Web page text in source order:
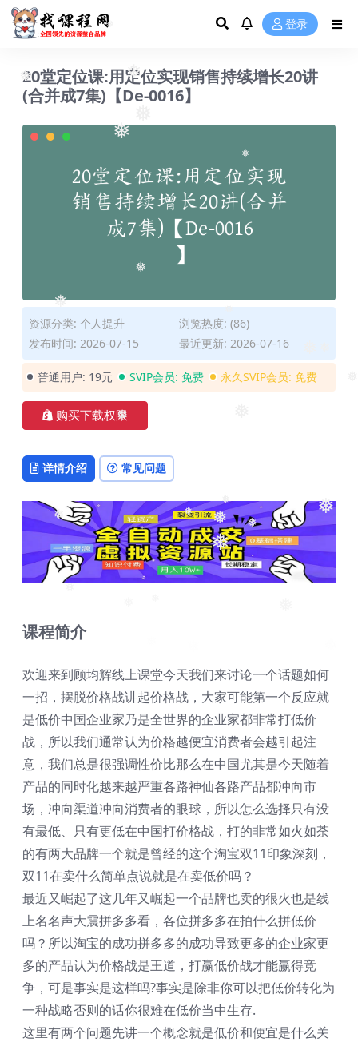
❅
❅
❅
❅
❅
❅
❅
❅
❅
❅
❅
❅
❅
❅ ❅
❅ ❅
登录
20堂定位课:用定位实现销售持续增长20讲
(合并成7集)【De-0016】
资源分类: 个人提升
浏览热度: (86)
发布时间: 2026-07-15
最近更新: 2026-07-16
普通用户: 19元 SVIP会员: 免费 永久SVIP会员: 免费
购买下载权限
详情介绍 常见问题
课程简介
欢迎来到顾均辉线上课堂今天我们来讨论一个话题如何
一招，摆脱价格战讲起价格战，大家可能第一个反应就
是低价中国企业家乃是全世界的企业家都非常打低价
战，所以我们通常认为价格越便宜消费者会越引起注
意，我们总是很强调性价比那么在中国尤其是今天随着
产品的同时化越来越严重各路神仙各路产品都冲向市
场，冲向渠道冲向消费者的眼球，所以怎么选择只有没
有最低、只有更低在中国打价格战，打的非常如火如荼
的有两大品牌一个就是曾经的这个淘宝双11印象深刻，
双11在卖什么简单点说就是在卖低价吗？
最近又崛起了这几年又崛起一个品牌也卖的很火也是线
上名名声大震拼多多看，各位拼多多在拍什么拼低价
吗？所以淘宝的成功拼多多的成功导致更多的企业家更
多的产品认为价格战是王道，打赢低价战才能赢得竞
争，可是事实是这样吗?事实是除非你可以把低价转化为
一种战略否则的话你很难在低价当中生存.
这里有两个问题先讲一个概念就是低价和便宜是什么关